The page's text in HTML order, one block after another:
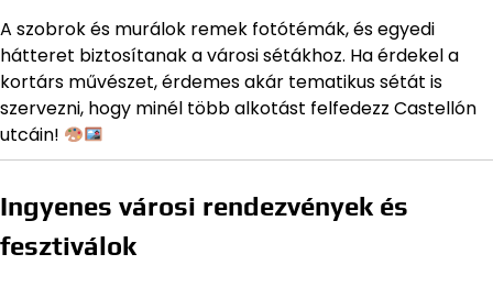
A szobrok és murálok remek fotótémák, és egyedi
hátteret biztosítanak a városi sétákhoz. Ha érdekel a
kortárs művészet, érdemes akár tematikus sétát is
szervezni, hogy minél több alkotást felfedezz Castellón
utcáin!
Ingyenes városi rendezvények és
fesztiválok